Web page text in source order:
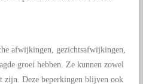
afwijkingen, gezichtsafwijkingen,
groei hebben. Ze kunnen zowel
zijn. Deze beperkingen blijven ook